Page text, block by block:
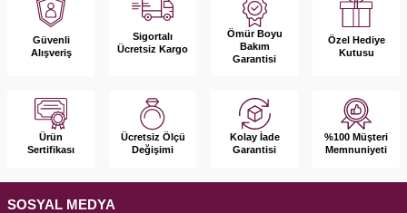
Güvenli
Alışveriş
Sigortalı
Ücretsiz Kargo
Ömür Boyu
Bakım
Garantisi
Özel Hediye
Kutusu
Ürün
Sertifikası
Ücretsiz Ölçü
Değişimi
Kolay İade
Garantisi
%100 Müşteri
Memnuniyeti
SOSYAL MEDYA